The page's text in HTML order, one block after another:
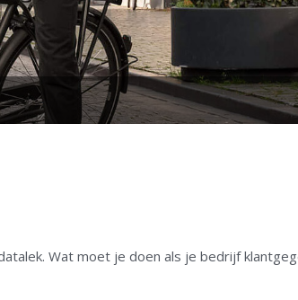
Wat moet je doen als je bedrijf